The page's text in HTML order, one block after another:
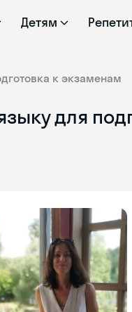
Детям
к экзаменам
для